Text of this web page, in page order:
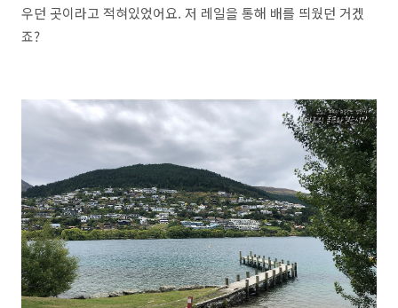
우던 곳이라고 적혀있었어요. 저 레일을 통해 배를 띄웠던 거겠
죠?